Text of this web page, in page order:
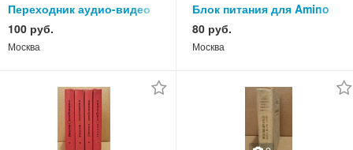
Переходник аудио-видео
Jack 3,5 - 3хRCA (f).
100 руб.
Москва
Блок питания для Amino
SunFonе GP-ACGN-28T 5B
1.2А
80 руб.
Москва